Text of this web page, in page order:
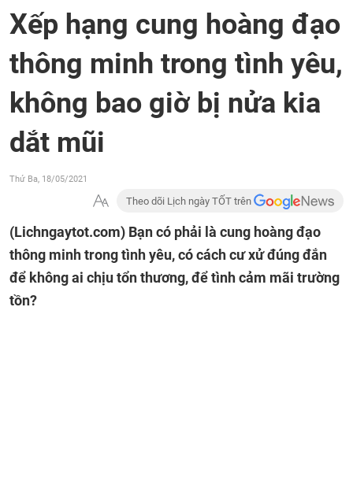
Xếp hạng cung hoàng đạo
thông minh trong tình yêu,
không bao giờ bị nửa kia
dắt mũi
Thứ Ba, 18/05/2021
Theo dõi Lịch ngày TỐT trên
(Lichngaytot.com) Bạn có phải là cung hoàng đạo
thông minh trong tình yêu, có cách cư xử đúng đắn
để không ai chịu tổn thương, để tình cảm mãi trường
tồn?